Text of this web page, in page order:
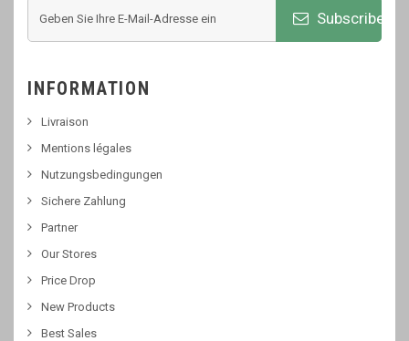
Subscribe
INFORMATION
Livraison
Mentions légales
Nutzungsbedingungen
Sichere Zahlung
Partner
Our Stores
Price Drop
New Products
Best Sales